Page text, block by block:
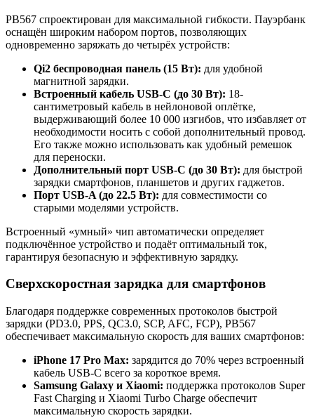
PB567 спроектирован для максимальной гибкости. Пауэрбанк
оснащён широким набором портов, позволяющих
одновременно заряжать до четырёх устройств:
Qi2 беспроводная панель (15 Вт): для удобной
магнитной зарядки.
Встроенный кабель USB-C (до 30 Вт): 18-
сантиметровый кабель в нейлоновой оплётке,
выдерживающий более 10 000 изгибов, что избавляет от
необходимости носить с собой дополнительный провод.
Его также можно использовать как удобный ремешок
для переноски.
Дополнительный порт USB-C (до 30 Вт): для быстрой
зарядки смартфонов, планшетов и других гаджетов.
Порт USB-A (до 22.5 Вт): для совместимости со
старыми моделями устройств.
Встроенный «умный» чип автоматически определяет
подключённое устройство и подаёт оптимальный ток,
гарантируя безопасную и эффективную зарядку.
Сверхскоростная зарядка для смартфонов
Благодаря поддержке современных протоколов быстрой
зарядки (PD3.0, PPS, QC3.0, SCP, AFC, FCP), PB567
обеспечивает максимальную скорость для ваших смартфонов:
iPhone 17 Pro Max: зарядится до 70% через встроенный
кабель USB-C всего за короткое время.
Samsung Galaxy и Xiaomi: поддержка протоколов Super
Fast Charging и Xiaomi Turbo Charge обеспечит
максимальную скорость зарядки.